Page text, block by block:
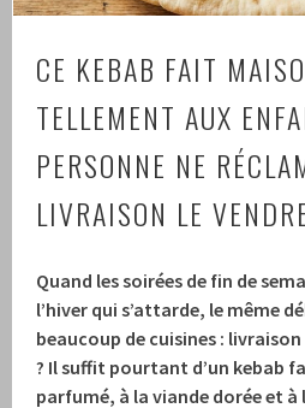
CE KEBAB FAIT
TELLEMENT AUX
PERSONNE NE
LIVRAISON LE
Quand les soirées de fin de
l’hiver qui s’attarde, le même
beaucoup de cuisines :
? Il suffit pourtant d’un kebab
parfumé, à la viande dorée et